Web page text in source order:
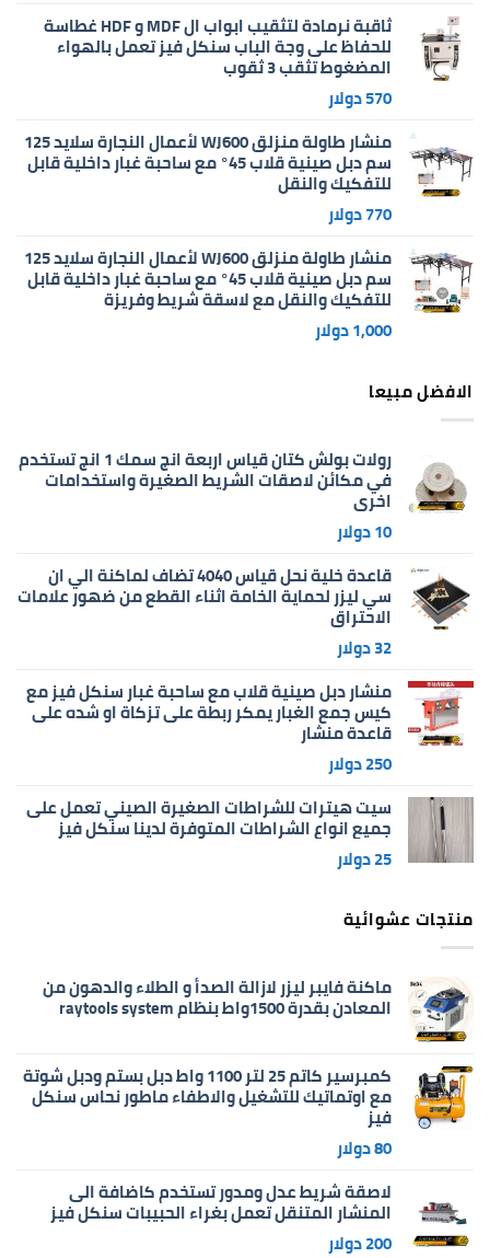
ثاقبة نرمادة لتثقيب ابواب ال MDF و HDF غطاسة
للحفاظ على وجة الباب سنكل فيز تعمل بالهواء
المضغوط تثقب 3 ثقوب
570دولار
منشار طاولة منزلق WJ600 لأعمال النجارة سلايد 125
سم دبل صينية قلاب 45° مع ساحبة غبار داخلية قابل
للتفكيك والنقل
770دولار
منشار طاولة منزلق WJ600 لأعمال النجارة سلايد 125
سم دبل صينية قلاب 45° مع ساحبة غبار داخلية قابل
للتفكيك والنقل مع لاسقة شريط وفريزة
1,000دولار
الافضل مبيعا
رولات بولش كتان قياس اربعة انج سمك 1 انج تستخدم
في مكائن لاصقات الشريط الصغيرة واستخدامات
اخرى
10دولار
قاعدة خلية نحل قياس 4040 تضاف لماكنة الي ان
سي ليزر لحماية الخامة اثناء القطع من ضهور علامات
الاحتراق
32دولار
منشار دبل صينية قلاب مع ساحبة غبار سنكل فيز مع
كيس جمع الغبار يمكر ربطة على تزكاة او شده على
قاعدة منشار
250دولار
سيت هيترات للشراطات الصغيرة الصيني تعمل على
جميع انواع الشراطات المتوفرة لدينا سنكل فيز
25دولار
منتجات عشوائية
ماكنة فايبر ليزر لازالة الصدأ و الطلاء والدهون من
المعادن بقدرة 1500واط بنظام raytools system
كمبرسير كاتم 25 لتر 1100 واط دبل بستم ودبل شوتة
مع اوتماتيك للتشغيل والاطفاء ماطور نحاس سنكل
فيز
80دولار
لاصقة شريط عدل ومدور تستخدم كاضافة الى
المنشار المتنقل تعمل بغراء الحبيبات سنكل فيز
200دولار